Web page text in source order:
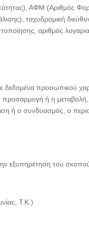
ΑΦΜ (Αριθμός
ταχυδρομική
αριθμός
δεδομένα προσωπικού
ή η
ή ο συνδυασμός, ο
εξυπηρέτηση του σκοπού
Τ.Κ.)